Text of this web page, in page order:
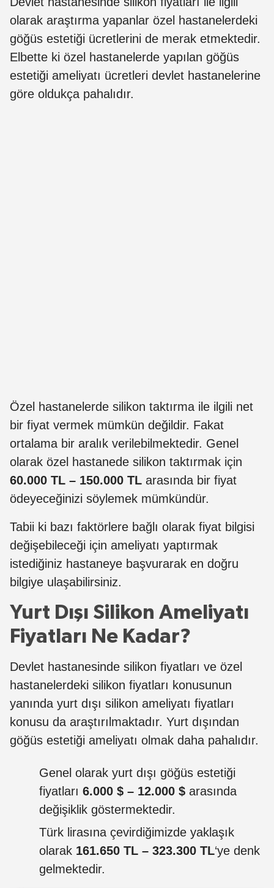
olarak araştırma yapanlar özel hastanelerdeki
göğüs estetiği ücretlerini de merak etmektedir.
Elbette ki özel hastanelerde yapılan göğüs
estetiği ameliyatı ücretleri devlet hastanelerine
göre oldukça pahalıdır.
Özel hastanelerde silikon taktırma ile ilgili net
bir fiyat vermek mümkün değildir. Fakat
ortalama bir aralık verilebilmektedir. Genel
olarak özel hastanede silikon taktırmak için
60.000 TL – 150.000 TL arasında bir fiyat
ödeyeceğinizi söylemek mümkündür.
Tabii ki bazı faktörlere bağlı olarak fiyat bilgisi
değişebileceği için ameliyatı yaptırmak
istediğiniz hastaneye başvurarak en doğru
bilgiye ulaşabilirsiniz.
Yurt Dışı Silikon Ameliyatı
Fiyatları Ne Kadar?
Devlet hastanesinde silikon fiyatları ve özel
hastanelerdeki silikon fiyatları konusunun
yanında yurt dışı silikon ameliyatı fiyatları
konusu da araştırılmaktadır. Yurt dışından
göğüs estetiği ameliyatı olmak daha pahalıdır.
Genel olarak yurt dışı göğüs estetiği
fiyatları 6.000 $ – 12.000 $ arasında
değişiklik göstermektedir.
Türk lirasına çevirdiğimizde yaklaşık
olarak 161.650 TL – 323.300 TL‘ye denk
gelmektedir.